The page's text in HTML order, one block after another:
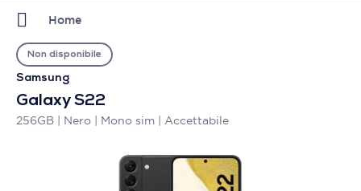
Home
Samsung
Galaxy S22
256GB | Nero | Mono sim | Accettabile
Non disponibile